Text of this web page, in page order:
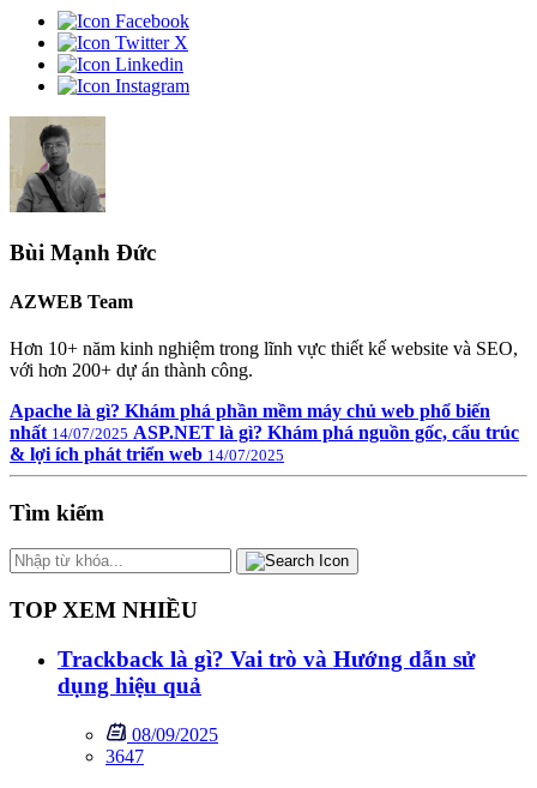
Bùi Mạnh Đức
AZWEB Team
Hơn 10+ năm kinh nghiệm trong lĩnh vực thiết kế website và SEO,
với hơn 200+ dự án thành công.
Apache là gì? Khám phá phần mềm máy chủ web phổ biến
nhất 14/07/2025 ASP.NET là gì? Khám phá nguồn gốc, cấu trúc
& lợi ích phát triển web 14/07/2025
Tìm kiếm
TOP XEM NHIỀU
Trackback là gì? Vai trò và Hướng dẫn sử
dụng hiệu quả
08/09/2025
3647